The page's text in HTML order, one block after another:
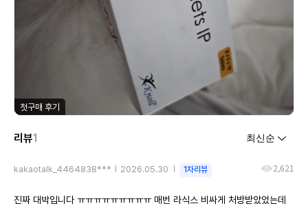
첫구매 후기
리뷰1
kakaotalk_4464838*** 2026.05.30 1차리뷰 2,621
진짜 대박입니다 ㅠㅠㅠㅠㅠㅠㅠㅠㅠ 매번 라식스 비싸게 처방받았었는데